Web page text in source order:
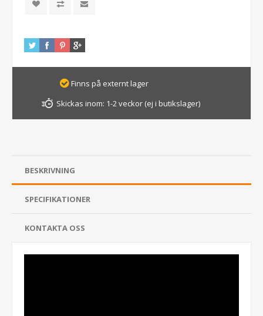
Finns på externt lager
Skickas inom: 1-2 veckor (ej i butikslager)
BESKRIVNING
SPECIFIKATIONER
KONTAKTA OSS